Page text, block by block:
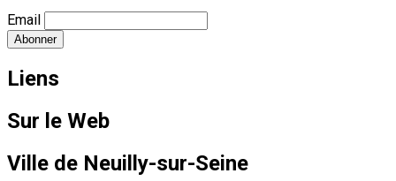
Email
Liens
Sur le Web
Ville de Neuilly-sur-Seine